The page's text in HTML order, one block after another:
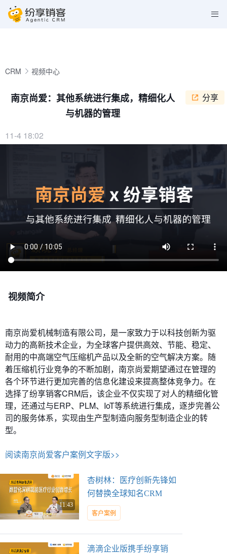
CRM 视频中心
南京尚爱：其他系统进行集成，精细化人
与机器的管理
分享
11-4 18:02
视频简介
南京尚爱机械制造有限公司，是一家致力于以科技创新为驱
动力的高新技术企业，为全球客户提供高效、节能、稳定、
耐用的中高端空气压缩机产品以及全新的空气解决方案。随
着压缩机行业竞争的不断加剧，南京尚爱期望通过在管理的
各个环节进行更加完善的信息化建设来提高整体竞争力。在
选择了纷享销客CRM后，该企业不仅实现了对人的精细化管
理，还通过与ERP、PLM、IoT等系统进行集成，逐步完善公
司的服务体系，实现由生产型制造向服务型制造企业的转
型。
阅读南京尚爱客户案例文字版>>
11:43
杏树林：医疗创新先锋如
何替换全球知名CRM
客户案例
滴滴企业版携手纷享销